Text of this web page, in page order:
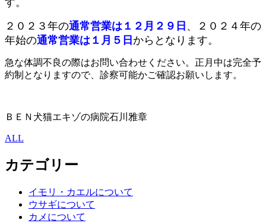
す。
２０２３年の通常営業は１２月２９日 、２０２４年の
年始の通常営業は１月５日 からとなります。
急な体調不良の際はお問い合わせください。正月中は完全予
約制となりますので、診察可能かご確認お願いします。
ＢＥＮ犬猫エキゾの病院石川雅章
ALL
カテゴリー
イモリ・カエルについて
ウサギについて
カメについて